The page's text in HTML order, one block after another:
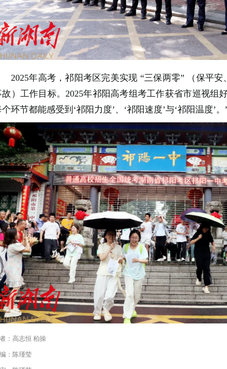
2025年高考，祁阳考区完美实现 “三保两零” （保平
故）工作目标。2025年祁阳高考组考工作获省市巡视组
环节都能感受到‘祁阳力度’、‘祁阳速度’与‘祁阳温度’。
：高志恒 柏操
：陈瑾莹